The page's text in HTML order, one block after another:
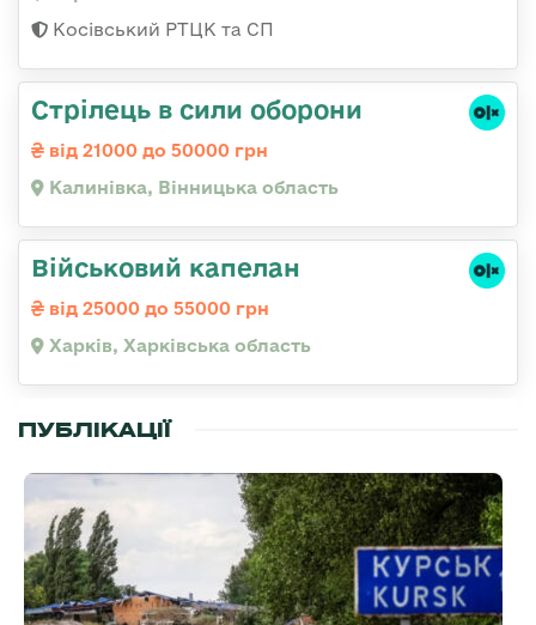
Косівський РТЦК та СП
Стрілець в сили оборони
від 21000 до 50000 грн
Калинівка, Вінницька область
Військовий капелан
від 25000 до 55000 грн
Харків, Харківська область
ПУБЛІКАЦІЇ